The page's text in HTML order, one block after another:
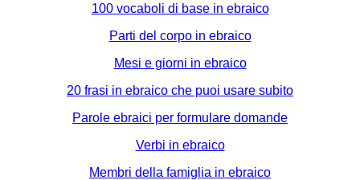
100 vocaboli di base in ebraico
Parti del corpo in ebraico
Mesi e giorni in ebraico
20 frasi in ebraico che puoi usare subito
Parole ebraici per formulare domande
Verbi in ebraico
Membri della famiglia in ebraico